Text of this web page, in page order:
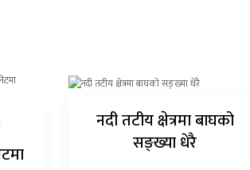
नदी तटीय क्षेत्रमा बाघको
सङ्ख्या धेरै